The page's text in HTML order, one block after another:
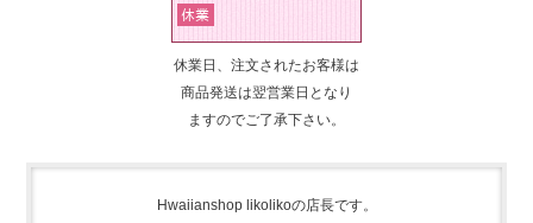
休業日、注文されたお客様は
商品発送は翌営業日となり
ますのでご了承下さい。
Hwaiianshop likolikoの店長です。